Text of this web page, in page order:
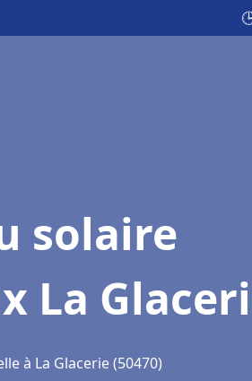
solaire
La
à La Glacerie (50470)